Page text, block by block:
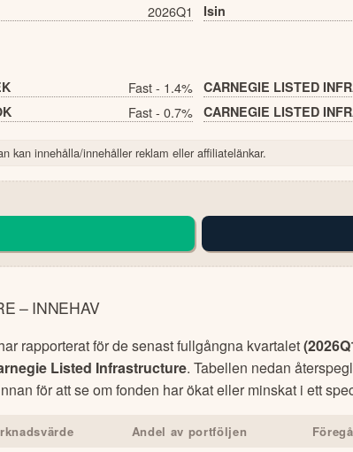
2026Q1
Isin
Fast - 1.4% CARNEGIE LISTED
Fast - 0.7% CARNEGIE LISTED
kan innehålla/innehåller reklam eller affiliatelänkar.
– INNEHAV
rapporterat för de senast fullgångna kvartalet(
Listed Infrastructure. Tabellen nedan
för att se om fonden har ökat eller minskat i ett
Andel av portföljen